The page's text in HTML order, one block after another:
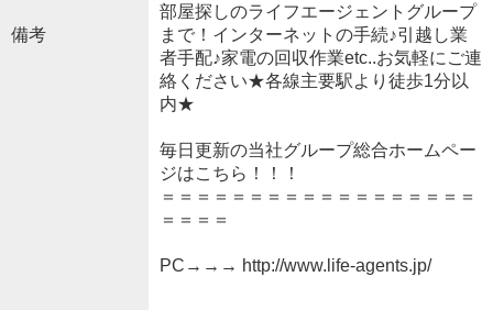
備考
部屋探しのライフエージェントグループ
まで！インターネットの手続♪引越し業
者手配♪家電の回収作業etc..お気軽にご連
絡ください★各線主要駅より徒歩1分以
内★
毎日更新の当社グループ総合ホームペー
ジはこちら！！！
＝＝＝＝＝＝＝＝＝＝＝＝＝＝＝＝＝＝
＝＝＝＝
PC→→→ http://www.life-agents.jp/